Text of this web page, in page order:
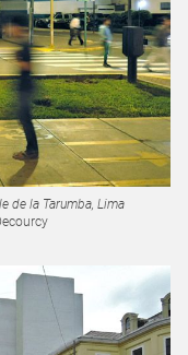
de la Tarumba, Lima